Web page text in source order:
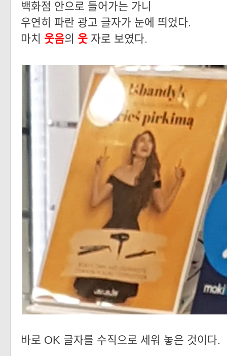
백화점 안으로 들어가는 가니
우연히 파란 광고 글자가 눈에 띄었다.
마치 웃음의 웃 자로 보였다.
바로 OK 글자를 수직으로 세워 놓은 것이다.